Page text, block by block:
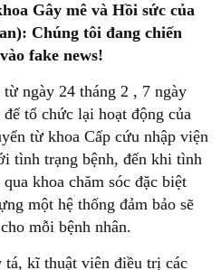
Gây mê và Hồi sức của
Chúng tôi đang chiến
fake news!
ngày 24 tháng 2 , 7 ngày
tổ chức lại hoạt động của
từ khoa Cấp cứu nhập viện
tình trạng bệnh, đến khi tình
khoa chăm sóc đặc biệt
một hệ thống đảm bảo sẽ
mỗi bệnh nhân.
kĩ thuật viên điều trị các